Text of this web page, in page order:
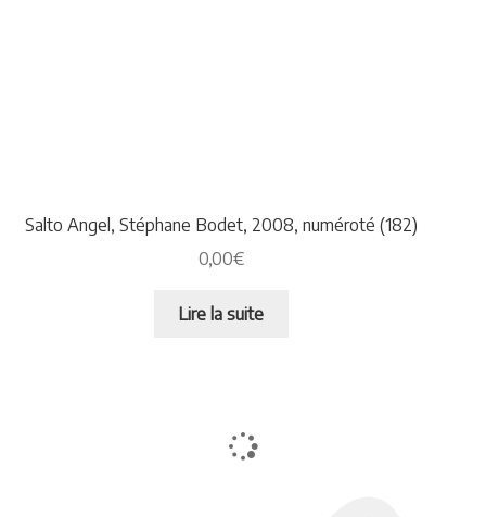
Salto Angel, Stéphane Bodet, 2008, numéroté (182)
0,00€
Lire la suite